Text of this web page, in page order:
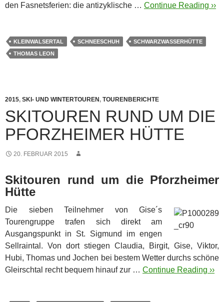
den Fasnetsferien: die antizyklische … Continue Reading ››
KLEINWALSERTAL SCHNEESCHUH
SCHWARZWASSERHÜTTE
THOMAS LEON
2015, SKI- UND WINTERTOUREN, TOURENBERICHTE
SKITOUREN RUND UM DIE
PFORZHEIMER HÜTTE
20. FEBRUAR 2015
Skitouren rund um die Pforzheimer
Hütte
Die sieben Teilnehmer von Gise´s
Tourengruppe trafen sich direkt am
Ausgangspunkt in St. Sigmund im engen
Sellraintal. Von dort stiegen Claudia, Birgit, Gise, Viktor,
Hubi, Thomas und Jochen bei bestem Wetter durchs schöne
Gleirschtal recht bequem hinauf zur … Continue Reading ››